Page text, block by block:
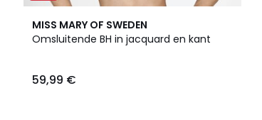
MISS MARY OF SWEDEN
Omsluitende BH in jacquard en kant
59,99 €
4,5
/ 5
6
Kleuren